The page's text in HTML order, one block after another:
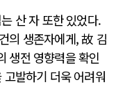
산 자 또한 있었다.
의 생존자에게, 故 김
생전 영향력을 확인
발하기 더욱 어려워